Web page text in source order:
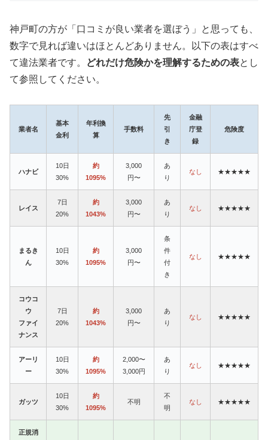
神戸町の方が「口コミが良い業者を選ぼう」と思っても、
数字で見れば違いはほとんどありません。以下の表はすべ
て違法業者です。
どれだけ危険かを理解するための表とし
て参照してください。
業者名
基本
金利
年利換
算
手数料
先
引
き
金融
庁登
録
危険度
ハナビ
10日
30%
約
1095%
3,000
円〜
あ
り
なし ★★★★★
レイス
7日
20%
約
1043%
3,000
円〜
あ
り
なし ★★★★★
まるき
ん
10日
30%
約
1095%
3,000
円〜
条
件
付
き
なし ★★★★★
コウコ
ウ
ファイ
ナンス
7日
20%
約
1043%
3,000
円〜
あ
り
なし ★★★★★
アーリ
ー
10日
30%
約
1095%
2,000〜
3,000円
あ
り
なし ★★★★★
ガッツ
10日
30%
約
1095%
不明
不
明
なし ★★★★★
正規消